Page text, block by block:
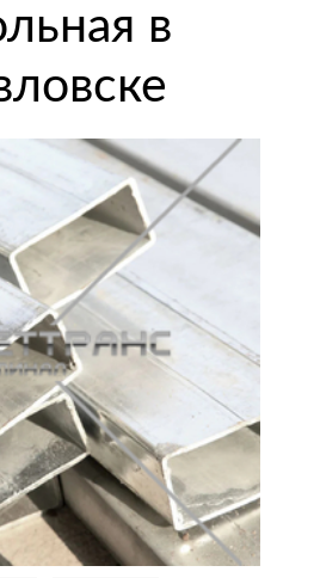
в